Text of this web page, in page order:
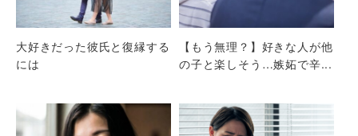
大好きだった彼氏と復縁する
には
【もう無理？】好きな人が他
の子と楽しそう…嫉妬で辛...